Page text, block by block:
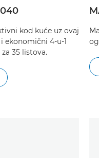
kod kuće uz ovaj
ekonomični 4-u-1
35 listova.